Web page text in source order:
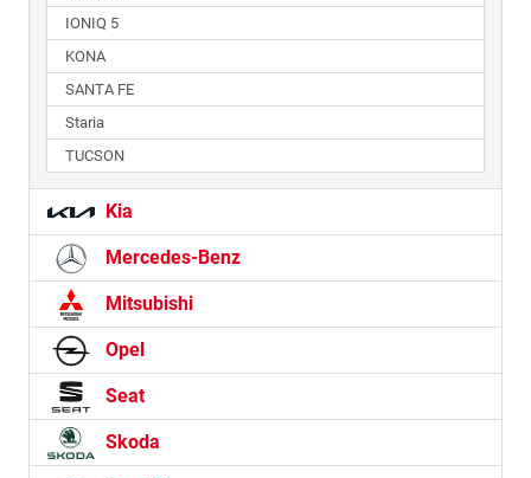
IONIQ 5
KONA
SANTA FE
Staria
TUCSON
Kia
Mercedes-Benz
Mitsubishi
Opel
Seat
Skoda